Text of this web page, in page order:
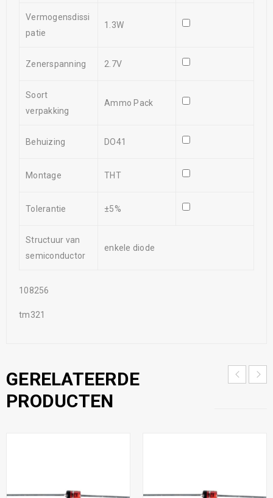
Vermogensdissi
patie
1.3W
Zenerspanning 2.7V
Soort
verpakking
Ammo Pack
Behuizing DO41
Montage THT
Tolerantie ±5%
Structuur van
semiconductor
enkele diode
108256
tm321
GERELATEERDE
PRODUCTEN